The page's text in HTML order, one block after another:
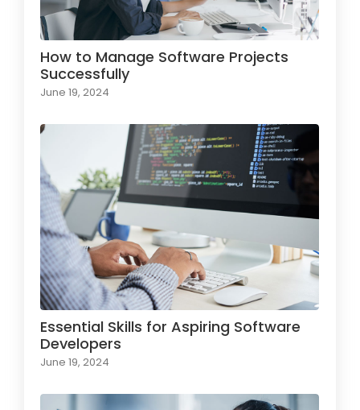
How to Manage Software Projects
Successfully
June 19, 2024
Essential Skills for Aspiring Software
Developers
June 19, 2024